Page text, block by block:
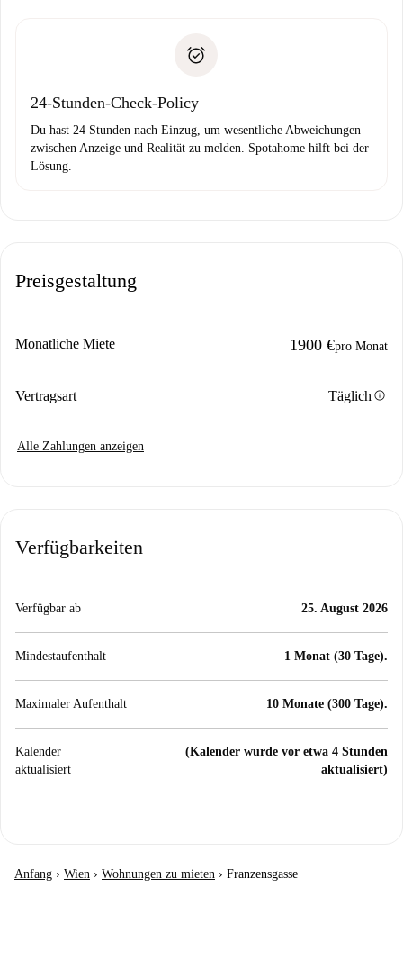
24-Stunden-Check-Policy
Du hast 24 Stunden nach Einzug, um wesentliche Abweichungen
zwischen Anzeige und Realität zu melden. Spotahome hilft bei der
Lösung.
Preisgestaltung
Monatliche Miete 1900 €pro Monat
Vertragsart Täglichinfo
Alle Zahlungen anzeigen
Verfügbarkeiten
Verfügbar ab 25. August 2026
Mindestaufenthalt 1 Monat (30 Tage).
Maximaler Aufenthalt 10 Monate (300 Tage).
Kalender
aktualisiert
(Kalender wurde vor etwa 4 Stunden
aktualisiert)
Anfang › Wien › Wohnungen zu mieten › Franzensgasse